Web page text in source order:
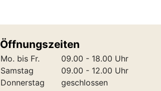
Öffnungszeiten
Mo. bis Fr.
Samstag
Donnerstag
09.00 - 18.00 Uhr
09.00 - 12.00 Uhr
geschlossen